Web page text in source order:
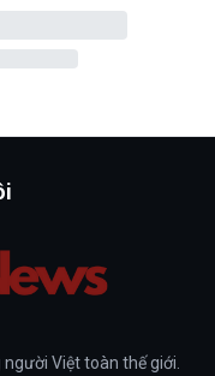
Việt toàn thế giới.